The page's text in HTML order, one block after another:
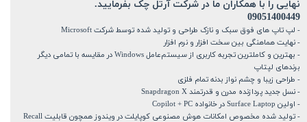
نهایی را با همکاران ما در شرکت آرتل چک بفرمایید.
09051400449
- لپ تاپ های فوق سبک و نازک طراحی و تولید شده توسط شرکت Microsoft
- نهایت هماهنگی بین سخت افزار و نرم افزار
- بهترین و کامل‎ترین تجربه کاربری از سیستم‌عامل Windows در مقایسه با تمامی دیگر
برندهای لپتاپ
- طراحی زیبا و چشم نواز بدنه تمام فلزی
- نسل جدید پردازنده مدرن و قدرتمند Snapdragon X
- اولین Surface Laptop در خانواده Copilot + PC
- تولید شده مخصوص امکانات هوش مصنوعی کوپایلت در ویندوز همچون قابلیت Recall